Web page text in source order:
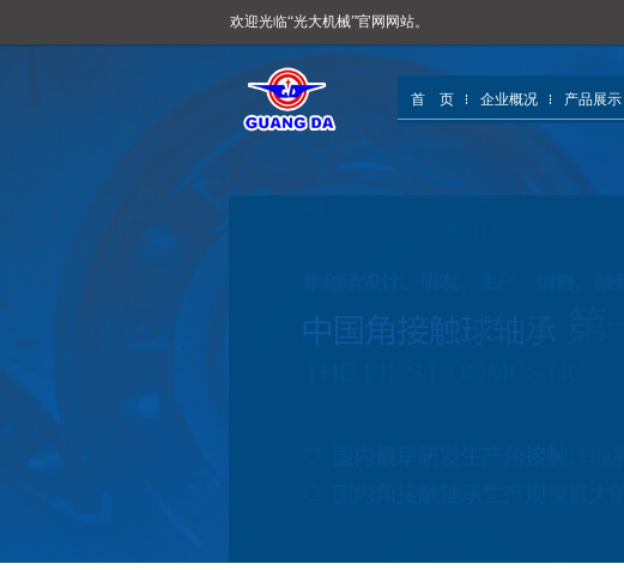
欢迎光临“光大机械”官网网站。
首 页 企业概况 产品展示